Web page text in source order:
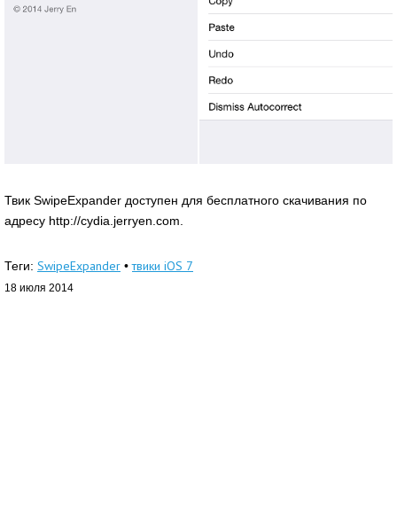
Твик SwipeExpander доступен для бесплатного скачивания по
адресу http://cydia.jerryen.com.
Теги: SwipeExpander •твики iOS 7
18 июля 2014